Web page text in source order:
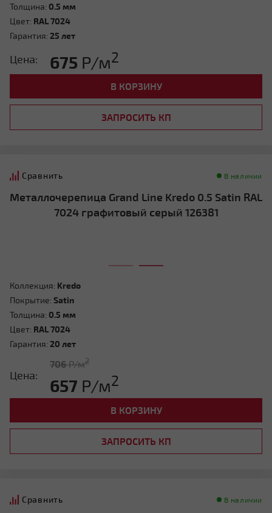
Толщина: 0.5 мм
Цвет: RAL 7024
Гарантия: 25 лет
Цена: 675 Р/м2
В КОРЗИНУ
ЗАПРОСИТЬ КП
Сравнить В наличии
Металлочерепица Grand Line Kredo 0.5 Satin RAL
7024 графитовый серый 126381
Коллекция: Kredo
Покрытие: Satin
Толщина: 0.5 мм
Цвет: RAL 7024
Гарантия: 20 лет
Цена:
706Р/м2
657 Р/м2
В КОРЗИНУ
ЗАПРОСИТЬ КП
Сравнить В наличии